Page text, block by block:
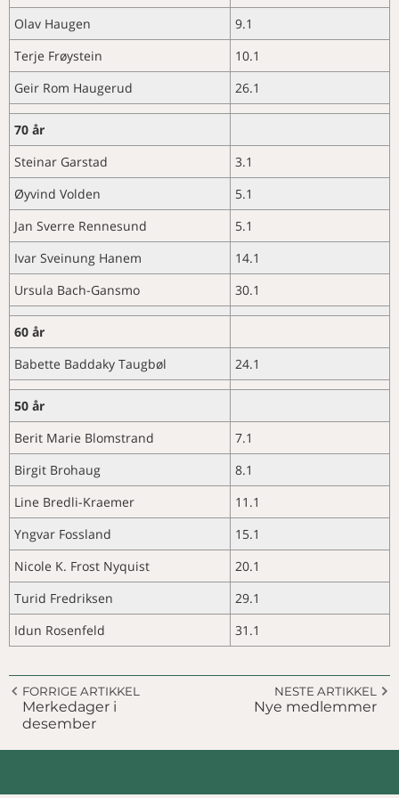
Aktuelle sykdomsutbrudd og
diagnoser
Systemisk parvicapsulose hos
laks
Melanom hos oppdrettslaks (
Salmo salar L. )
Vestenfjeldske har gjennomført
nok ei vellukka årsmøtehelg
Kontingent og abonnement NVT
2023
Pensjon for selvstendig
næringsdrivende
Ny president og vedtekter er på
plass
NAVN
Merkedager i desember
Merkedager i januar
Nye medlemmer
Minneord Per-Arne Ludvigsen
Olav Haugen
9.1
Terje Frøystein
10.1
Geir Rom Haugerud
26.1
70 år
Steinar Garstad
3.1
Øyvind Volden
5.1
Jan Sverre Rennesund
5.1
Ivar Sveinung Hanem
14.1
Ursula Bach-Gansmo
30.1
60 år
Babette Baddaky Taugbøl
24.1
50 år
Berit Marie Blomstrand
7.1
Birgit Brohaug
8.1
Line Bredli-Kraemer
11.1
Yngvar Fossland
15.1
Nicole K. Frost Nyquist
20.1
Turid Fredriksen
29.1
Idun Rosenfeld
31.1
FORRIGE ARTIKKEL
Merkedager i
desember
NESTE ARTIKKEL
Nye medlemmer